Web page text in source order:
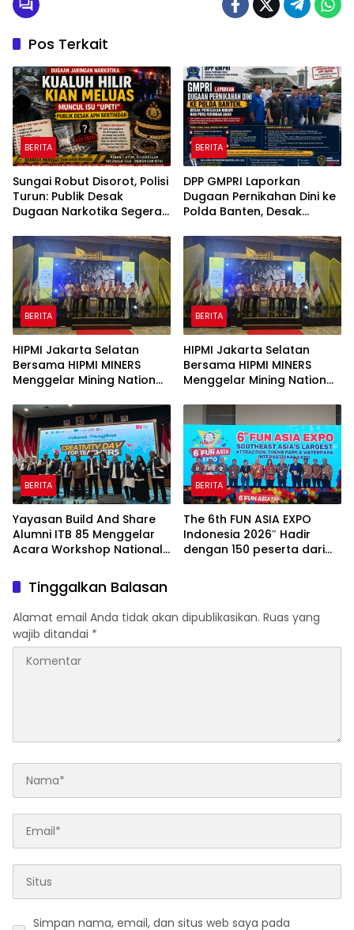
Pos Terkait
BERITA
Sungai Robut Disorot, Polisi
Turun: Publik Desak
Dugaan Narkotika Segera
BERITA
DPP GMPRI Laporkan
Dugaan Pernikahan Dini ke
Polda Banten, Desak
Perlindungan Anak
BERITA
HIPMI Jakarta Selatan
Bersama HIPMI MINERS
Menggelar Mining Nation
Indah Golf Jakarta
BERITA
HIPMI Jakarta Selatan
Bersama HIPMI MINERS
Menggelar Mining Nation
Indah Golf Jakarta
BERITA
Yayasan Build And Share
Alumni ITB 85 Menggelar
Acara Workshop National
2026 & Dibuka Resmi
Pramono Anung (Gubernur
DKI Jakarta)
BERITA
The 6th FUN ASIA EXPO
Indonesia 2026″ Hadir
dengan 150 peserta dari
di Tanah Air
Tinggalkan Balasan
Alamat email Anda tidak akan dipublikasikan. Ruas yang
wajib ditandai *
Simpan nama, email, dan situs web saya pada